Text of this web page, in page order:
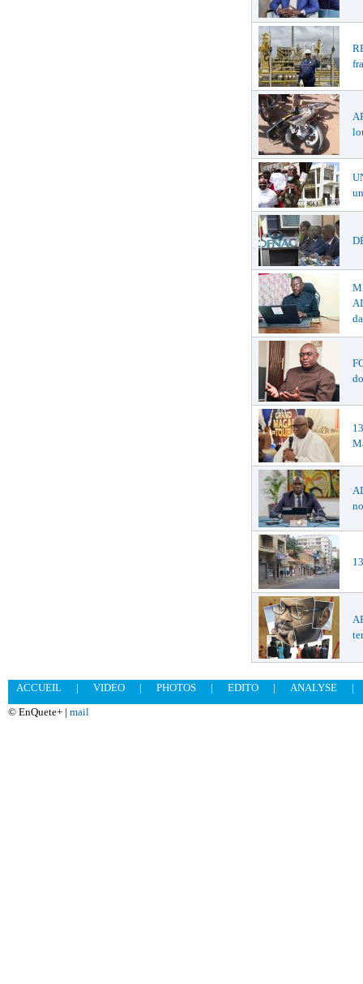
ACCUEIL | VIDEO | PHOTOS | EDITO | ANALYSE
|
© EnQuete+ | mail